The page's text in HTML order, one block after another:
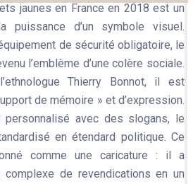
jaunes en France en 2018 est un
puissance d’un symbole visuel.
de sécurité obligatoire, le
l’emblème d’une colère sociale.
Thierry Bonnot, il est
de mémoire » et d’expression.
personnalisé avec des slogans, le
en étendard politique. Ce
comme une caricature : il a
de revendications en un